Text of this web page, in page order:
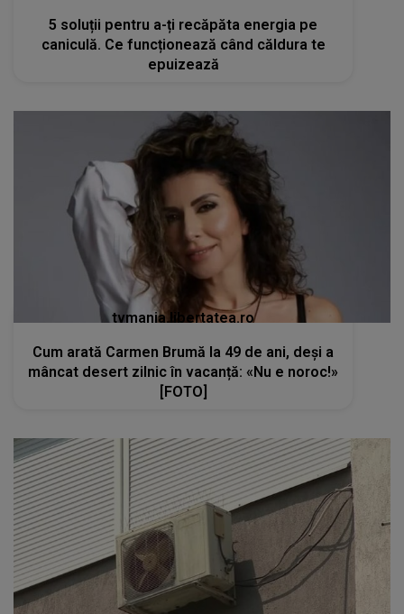
5 soluții pentru a-ți recăpăta energia pe
caniculă. Ce funcționează când căldura te
epuizează
tvmania.libertatea.ro
Cum arată Carmen Brumă la 49 de ani, deși a
mâncat desert zilnic în vacanță: «Nu e noroc!»
[FOTO]